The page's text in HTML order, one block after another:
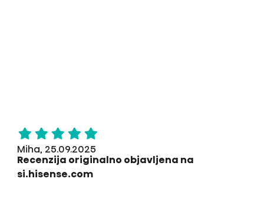
Miha, 25.09.2025
Recenzija originalno objavljena na
si.hisense.com